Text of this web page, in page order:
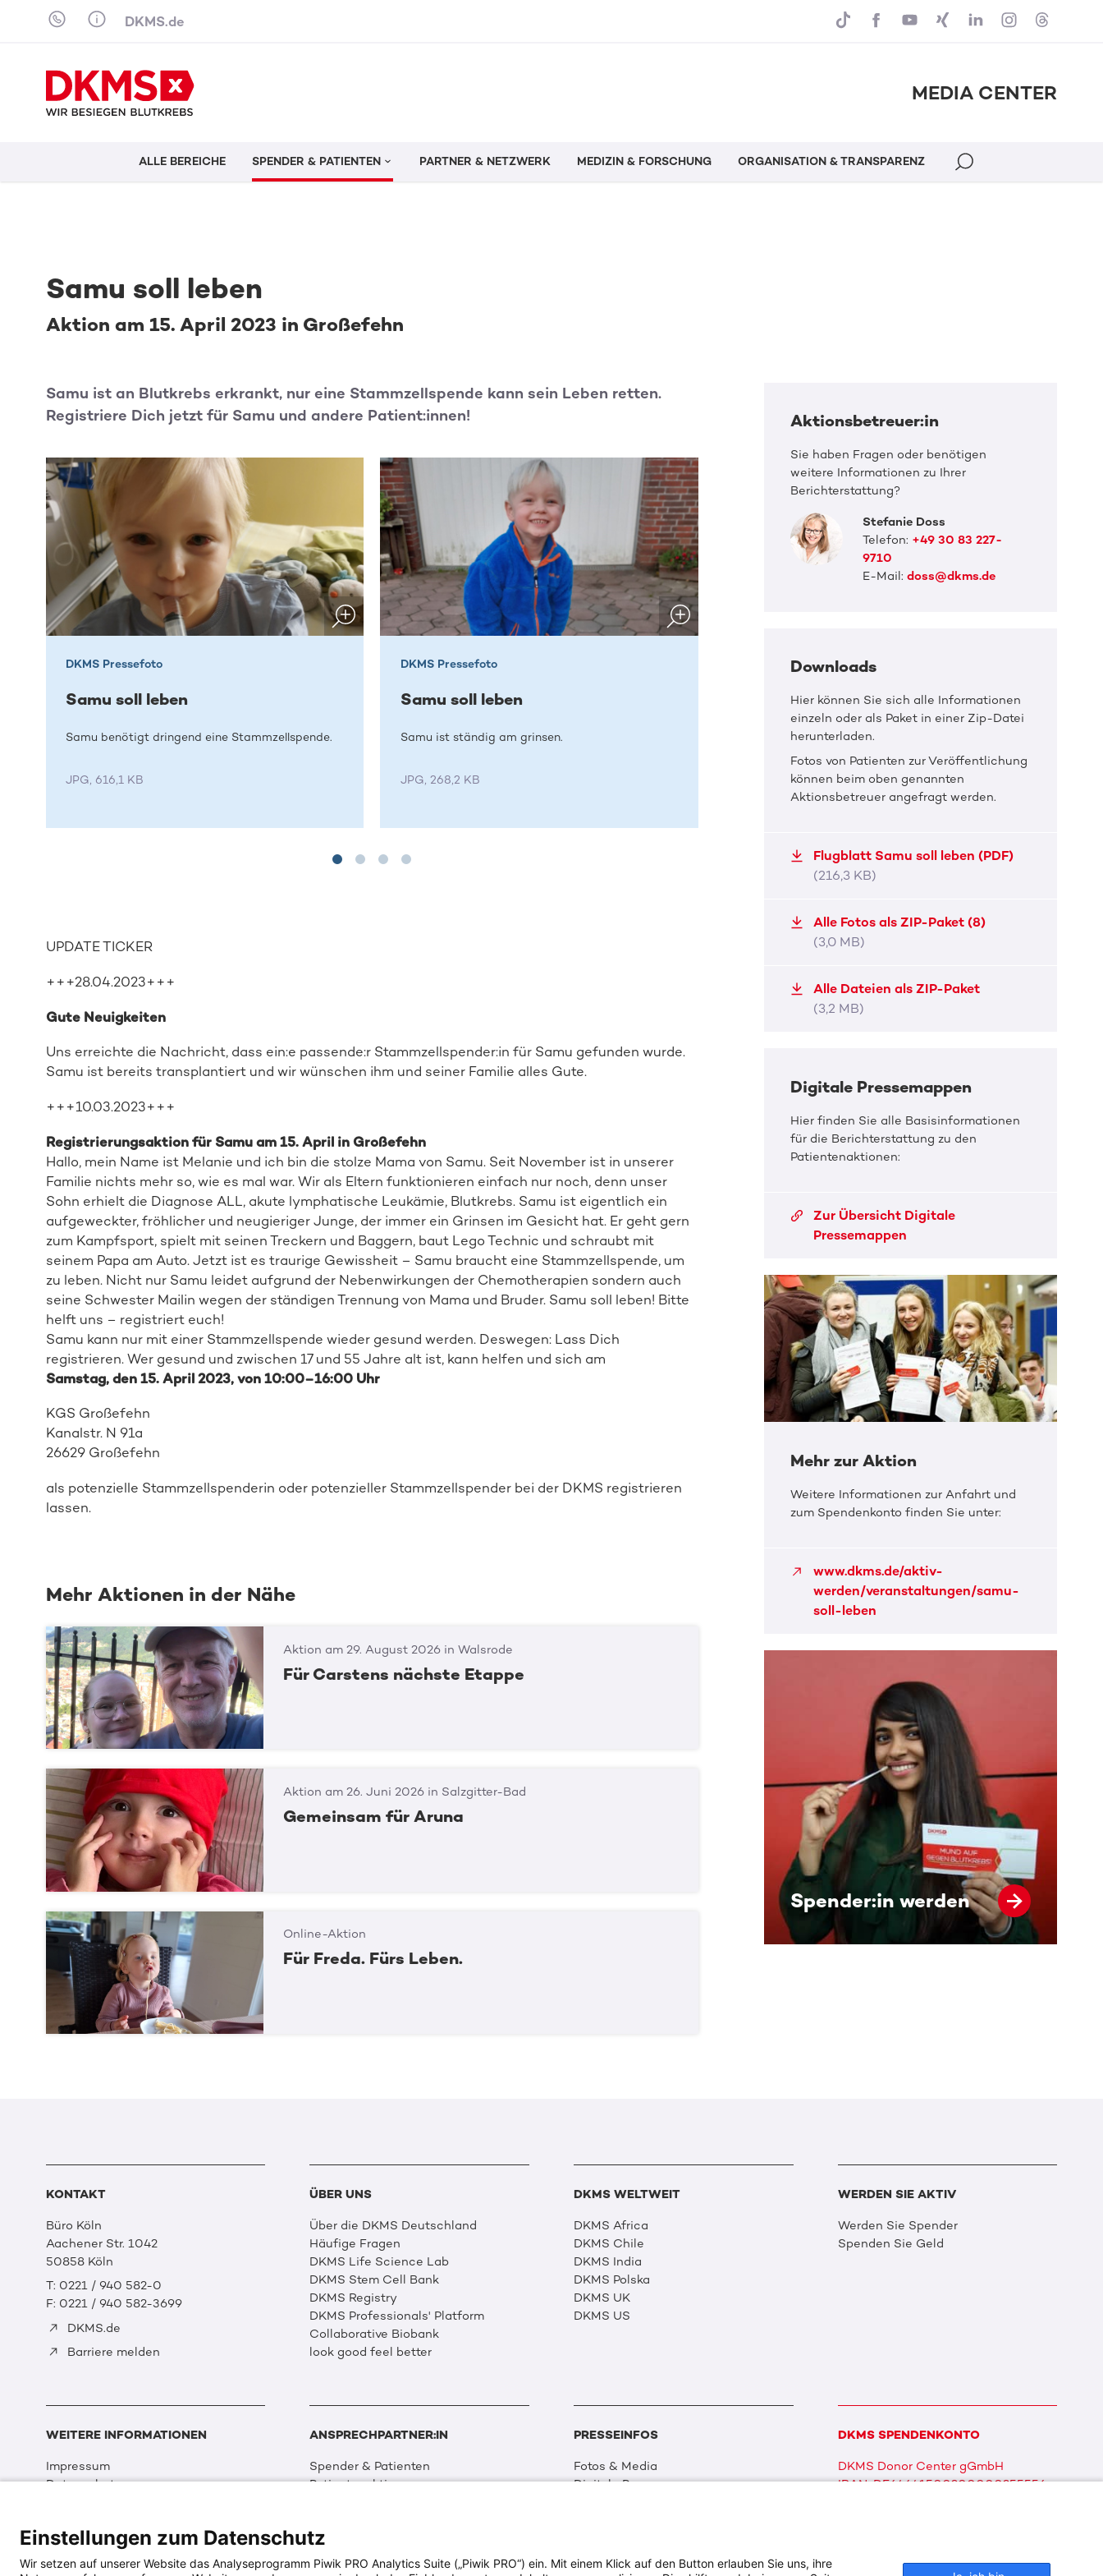
Skip to content
DKMS.de
MEDIA CENTER
ALLE BEREICHE SPENDER & PATIENTEN PARTNER & NETZWERK MEDIZIN & FORSCHUNG ORGANISATION & TRANSPARENZ
Samu soll leben
Aktion am 15. April 2023 in Großefehn
Samu ist an Blutkrebs erkrankt, nur eine Stammzellspende kann sein Leben retten.
Registriere Dich jetzt für Samu und andere Patient:innen!
DKMS Pressefoto
Samu soll leben
Samu benötigt dringend eine Stammzellspende.
JPG, 616,1 KB
DKMS Pressefoto
Samu soll leben
Samu ist ständig am grinsen.
JPG, 268,2 KB
DKMS Pressefoto
Samu soll leben
Samu ist an Blutkrebs erkrankt.
JPG, 470,4 KB
UPDATE TICKER
+++28.04.2023+++
Gute Neuigkeiten
Uns erreichte die Nachricht, dass ein:e passende:r Stammzellspender:in für Samu gefunden wurde.
Samu ist bereits transplantiert und wir wünschen ihm und seiner Familie alles Gute.
+++10.03.2023+++
Registrierungsaktion für Samu am 15. April in Großefehn
Hallo, mein Name ist Melanie und ich bin die stolze Mama von Samu. Seit November ist in unserer
Familie nichts mehr so, wie es mal war. Wir als Eltern funktionieren einfach nur noch, denn unser
Sohn erhielt die Diagnose ALL, akute lymphatische Leukämie, Blutkrebs. Samu ist eigentlich ein
aufgeweckter, fröhlicher und neugieriger Junge, der immer ein Grinsen im Gesicht hat. Er geht gern
zum Kampfsport, spielt mit seinen Treckern und Baggern, baut Lego Technic und schraubt mit
seinem Papa am Auto. Jetzt ist es traurige Gewissheit – Samu braucht eine Stammzellspende, um
zu leben. Nicht nur Samu leidet aufgrund der Nebenwirkungen der Chemotherapien sondern auch
seine Schwester Mailin wegen der ständigen Trennung von Mama und Bruder. Samu soll leben! Bitte
helft uns – registriert euch!
Samu kann nur mit einer Stammzellspende wieder gesund werden. Deswegen: Lass Dich
registrieren. Wer gesund und zwischen 17 und 55 Jahre alt ist, kann helfen und sich am
Samstag, den15. April 2023, von 10:00–16:00 Uhr
KGS Großefehn
Kanalstr. N 91a
26629 Großefehn
als potenzielle Stammzellspenderin oder potenzieller Stammzellspender bei der DKMS registrieren
lassen.
Mehr Aktionen in der Nähe
Aktion am 29. August 2026 in Walsrode
Für Carstens nächste Etappe
Aktion am 26. Juni 2026 in Salzgitter-Bad
Gemeinsam für Aruna
Online-Aktion
Für Freda. Fürs Leben.
Aktionsbetreuer:in
Sie haben Fragen oder benötigen
weitere Informationen zu Ihrer
Berichterstattung?
Stefanie Doss
Telefon: +49 30 83 227-
9710
E-Mail: doss@dkms.de
Downloads
Hier können Sie sich alle Informationen
einzeln oder als Paket in einer Zip-Datei
herunterladen.
Fotos von Patienten zur Veröffentlichung
können beim oben genannten
Aktionsbetreuer angefragt werden.
Flugblatt Samu soll leben (PDF)
(216,3 KB)
Alle Fotos als ZIP-Paket (8)
(3,0 MB)
Alle Dateien als ZIP-Paket
(3,2 MB)
Digitale Pressemappen
Hier finden Sie alle Basisinformationen
für die Berichterstattung zu den
Patientenaktionen:
Zur Übersicht Digitale
Pressemappen
Mehr zur Aktion
Mehr zur Aktion
Weitere Informationen zur Anfahrt und
zum Spendenkonto finden Sie unter:
www.dkms.de/aktiv-
werden/veranstaltungen/samu-
soll-leben
Spender:in werden
KONTAKT
Büro Köln
Aachener Str. 1042
50858 Köln
T: 0221 / 940 582-0
F: 0221 / 940 582-3699
DKMS.de
Barriere melden
ÜBER UNS
Über die DKMS Deutschland
Häufige Fragen
DKMS Life Science Lab
DKMS Stem Cell Bank
DKMS Registry
DKMS Professionals' Platform
Collaborative Biobank
look good feel better
DKMS WELTWEIT
DKMS Africa
DKMS Chile
DKMS India
DKMS Polska
DKMS UK
DKMS US
WERDEN SIE AKTIV
Werden Sie Spender
Spenden Sie Geld
WEITERE INFORMATIONEN
Impressum
Datenschutz
Erklärung zur Barrierefreiheit
ANSPRECHPARTNER:IN
Spender & Patienten
Patientenaktionen
Event
Medizin & Forschung
PRESSEINFOS
Fotos & Media
Digitale Pressemappen
DKMS SPENDENKONTO
DKMS Donor Center gGmbH
IBAN: DE64641500200000255556
Einstellungen zum Datenschutz
Wir setzen auf unserer Website das Analyseprogramm Piwik PRO Analytics Suite („Piwik PRO“) ein. Mit einem Klick auf den Button erlauben Sie uns, ihre